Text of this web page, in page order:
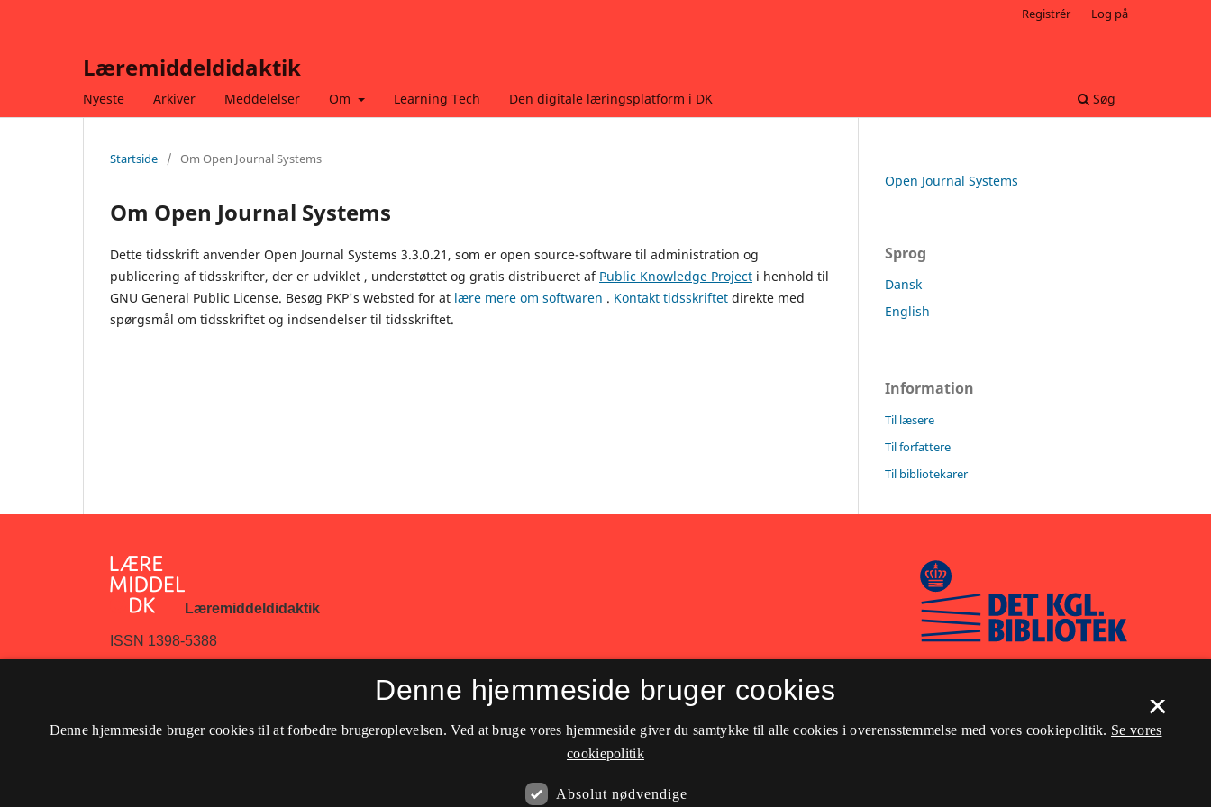
Læremiddeldidaktik
Nyeste Arkiver Meddelelser Om Learning Tech Den digitale læringsplatform i DK Søg
Registrér Log på
Startside / Om Open Journal Systems
Om Open Journal Systems
Dette tidsskrift anvender Open Journal Systems 3.3.0.21, som er open source-software til administration og
publicering af tidsskrifter, der er udviklet , understøttet og gratis distribueret af Public Knowledge Project i henhold til
GNU General Public License. Besøg PKP's websted for at lære mere om softwaren . Kontakt tidsskriftet direkte med
spørgsmål om tidsskriftet og indsendelser til tidsskriftet.
Open Journal Systems
Sprog
Dansk
English
Information
Til læsere
Til forfattere
Til bibliotekarer
Læremiddeldidaktik
ISSN 1398-5388
×
Denne hjemmeside bruger cookies
Denne hjemmeside bruger cookies til at forbedre brugeroplevelsen. Ved at bruge vores hjemmeside giver du samtykke til alle cookies i overensstemmelse med vores cookiepolitik. Se vores
cookiepolitik
Absolut nødvendige